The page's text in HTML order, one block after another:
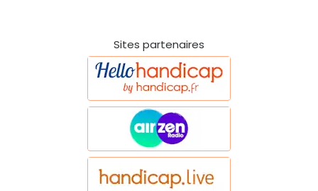
Sites partenaires